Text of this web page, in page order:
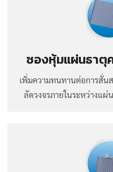
ซองหุ้มแผ่นธาตุ
เพิ่มความทนทานต่อการสั่น
ลัดวงจรภายในระหว่างแ